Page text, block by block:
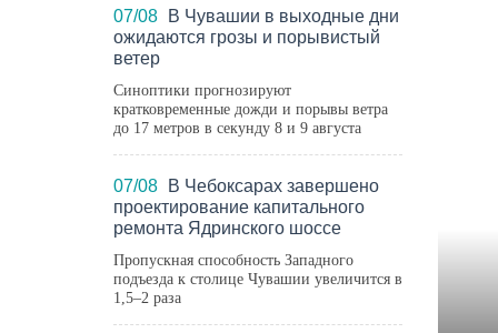
07/08
В Чувашии в выходные дни
ожидаются грозы и порывистый
ветер
Синоптики прогнозируют
кратковременные дожди и порывы ветра
до 17 метров в секунду 8 и 9 августа
07/08
В Чебоксарах завершено
проектирование капитального
ремонта Ядринского шоссе
Пропускная способность Западного
подъезда к столице Чувашии увеличится в
1,5–2 раза